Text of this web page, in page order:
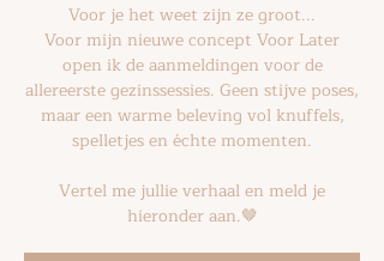
Voor je het weet zijn ze groot...
Voor mijn nieuwe concept Voor Later
open ik de aanmeldingen voor de
allereerste gezinssessies. Geen stijve poses,
maar een warme beleving vol knuffels,
spelletjes en échte momenten.
Vertel me jullie verhaal en meld je
hieronder aan.🤎